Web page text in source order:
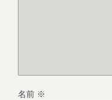
名前 ※